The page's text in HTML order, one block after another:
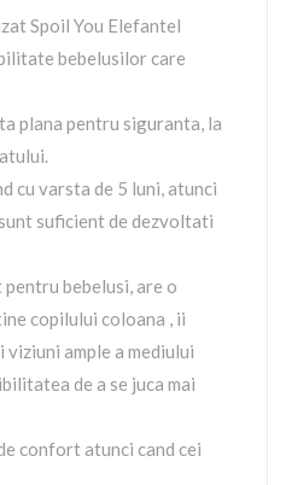
Spoil You Elefantel
bebelusilor care
plana pentru siguranta, la
cu varsta de 5 luni, atunci
suficient de dezvoltati
bebelusi, are o
copilului coloana , ii
ample a mediului
de a se juca mai
confort atunci cand cei